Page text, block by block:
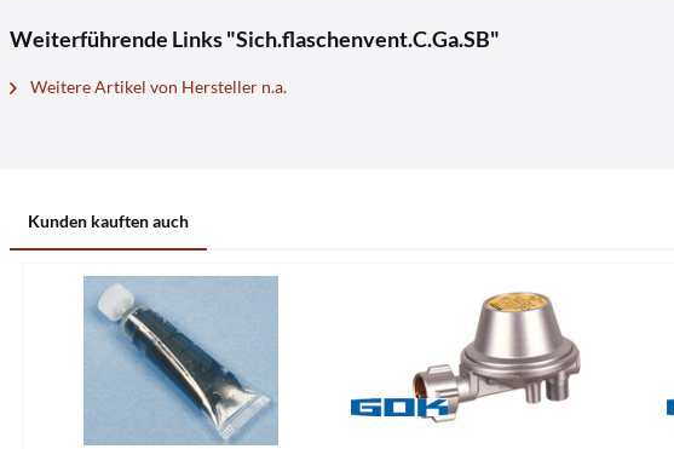
Weiterführende Links "Sich.flaschenvent.C.Ga.SB"
Weitere Artikel von Hersteller n.a.
Kunden kauften auch